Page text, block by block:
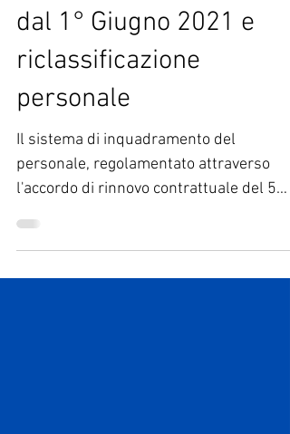
Metalmeccanici Industria
dal 1° Giugno 2021 e
riclassificazione
personale
Il sistema di inquadramento del
personale, regolamentato attraverso
l'accordo di rinnovo contrattuale del 5
febbraio 2021 viene di fatto...